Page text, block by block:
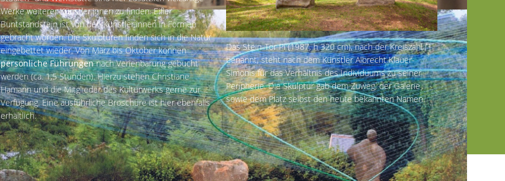
Werke weiterer Künstler:innen zu finden. Eifler
Buntstandstein ist von den Künstler:innen in Formen
gebracht worden. Die Skulpturen finden sich in die Natur
eingebettet wieder. Von März bis Oktober können
persönliche Führungennach Verienbarung gebucht
werden (ca. 1,5 Stunden). Hierzu stehen Christiane
Hamann und die Mitglieder des Kulturwerks gerne zur
Verfügung. Eine ausführliche Broschüre ist hier ebenfalls
erhältlich.
Das Stein-Tor Pi (1987, h 320 cm), nach der Kreiszahl ∏
benannt, steht nach dem Künstler Albrecht Klauer-
Simonis für das Verhältnis des Individuums zu seiner
Peripherie. Die Skulptur gab dem Zuweg, der Galerie
sowie dem Platz selbst den heute bekannten Namen.